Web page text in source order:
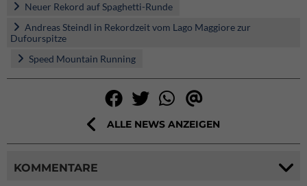
Neuer Rekord auf Spaghetti-Runde
Andreas Steindl in Rekordzeit vom Lago Maggiore zur
Dufourspitze
Speed Mountain Running
ALLE NEWS ANZEIGEN
KOMMENTARE